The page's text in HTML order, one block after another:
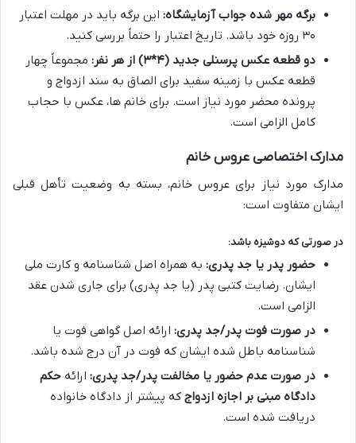
برگه مهر شده جواب آزمایشگاه: این برگه باید در مهلت اعتبار
۳۰ روزه خود باشد. تاریخ اعتبار را حتماً بررسی کنید.
دو قطعه عکس پرسنلی جدید (۴*۳) از هر نفر:
مجموعاً چهار
قطعه عکس با زمینه سفید برای الصاق به سند ازدواج و
پرونده محضر مورد نیاز است. برای خانم ها، عکس با حجاب
کامل الزامی است.
مدارک اختصاصی عروس خانم
مدارک مورد نیاز برای عروس خانم، بسته به وضعیت تأهل قبلی
ایشان متفاوت است:
در صورتی که دوشیزه باشد:
حضور پدر یا جد پدری: به همراه اصل شناسنامه و کارت ملی
ایشان. رضایت کتبی پدر (یا جد پدری) برای جاری شدن عقد
الزامی است.
در صورت فوت پدر/جد پدری: ارائه اصل گواهی فوت یا
شناسنامه باطل شده ایشان که فوت در آن درج شده باشد.
در صورت عدم حضور یا مخالفت پدر/جد پدری: ارائه حکم
دادگاه مبنی بر اجازه ازدواج که پیشتر از دادگاه خانواده
دریافت شده است.